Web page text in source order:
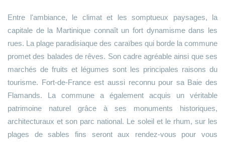
Entre l'ambiance, le climat et les somptueux paysages, la
capitale de la Martinique connaît un fort dynamisme dans les
rues. La plage paradisiaque des caraïbes qui borde la commune
promet des balades de rêves. Son cadre agréable ainsi que ses
marchés de fruits et légumes sont les principales raisons du
tourisme. Fort-de-France est aussi reconnu pour sa Baie des
Flamands. La commune a également acquis un véritable
patrimoine naturel grâce à ses monuments historiques,
architecturaux et son parc national. Le soleil et le rhum, sur les
plages de sables fins seront aux rendez-vous pour vous